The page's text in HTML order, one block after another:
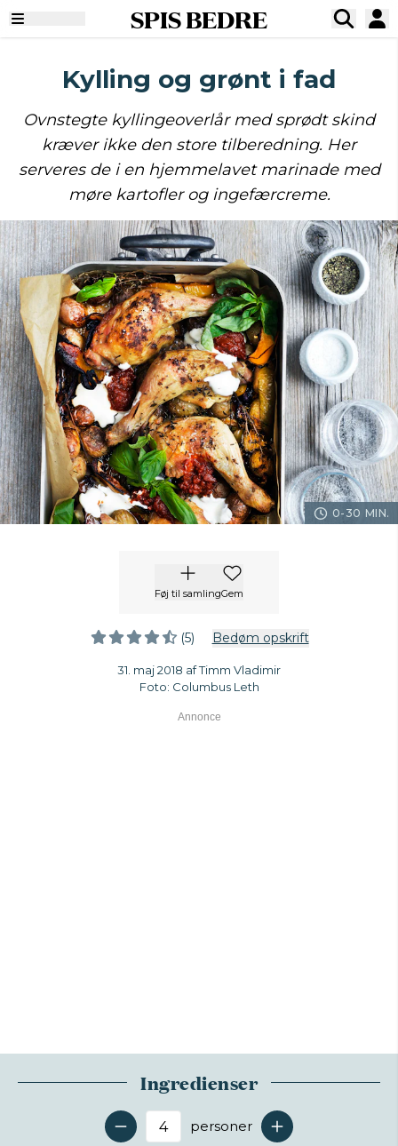
SPIS BEDRE
Kylling og grønt i fad
Ovnstegte kyllingeoverlår med sprødt skind
kræver ikke den store tilberedning. Her
serveres de i en hjemmelavet marinade med
møre kartofler og ingefærcreme.
0-30 MIN.
Føj til samlingGem
(5) Bedøm opskrift
31. maj 2018 af Timm Vladimir
Foto: Columbus Leth
Ingredienser
Antal serveringer
personer